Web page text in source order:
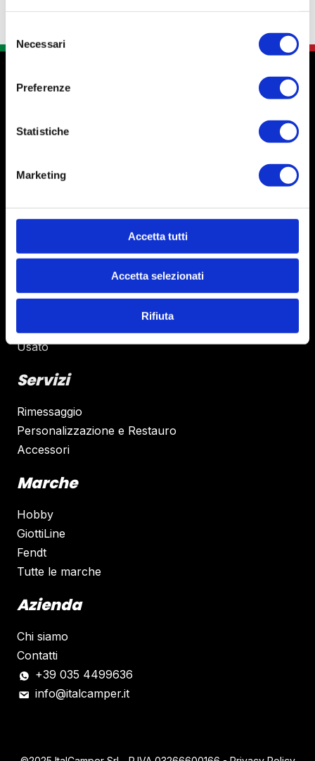
delNecessari
Preferenze
Statistiche
Marketing
Accetta tutti
Accetta selezionati
Rifiuta
Camper
Usato
Caravan
Usato
Servizi
Rimessaggio
Personalizzazione e Restauro
Accessori
Marche
Hobby
GiottiLine
Fendt
Tutte le marche
Azienda
Chi siamo
Contatti
+39 035 4499636
info@italcamper.it